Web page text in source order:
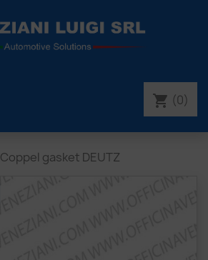
shopping_cart (0)
Coppel gasket DEUTZ